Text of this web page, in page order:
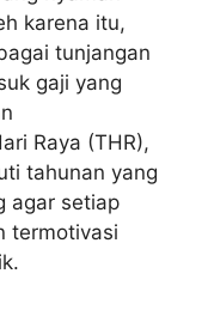
karena itu,
tunjangan
gaji yang
Raya (THR),
tahunan yang
agar setiap
termotivasi